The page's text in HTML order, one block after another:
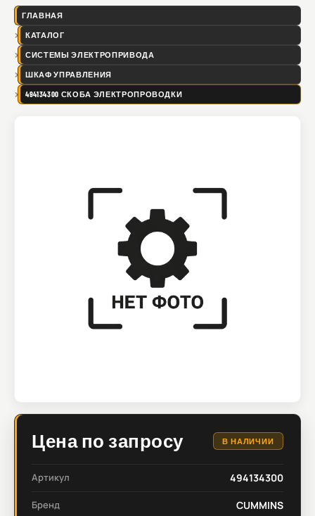
ГЛАВНАЯ
КАТАЛОГ
СИСТЕМЫ ЭЛЕКТРОПРИВОДА
ШКАФ УПРАВЛЕНИЯ
494134300 СКОБА ЭЛЕКТРОПРОВОДКИ
Цена по запросу В НАЛИЧИИ
Артикул 494134300
Бренд CUMMINS